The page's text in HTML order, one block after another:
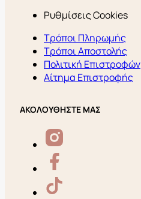
Ρυθμίσεις Cookies
Τρόποι Πληρωμής
Τρόποι Αποστολής
Πολιτική Επιστροφών
Αίτημα Επιστροφής
ΑΚΟΛΟΥΘΗΣΤΕ ΜΑΣ